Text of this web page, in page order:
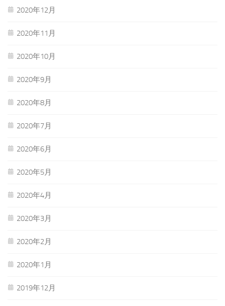
2020年12月
2020年11月
2020年10月
2020年9月
2020年8月
2020年7月
2020年6月
2020年5月
2020年4月
2020年3月
2020年2月
2020年1月
2019年12月